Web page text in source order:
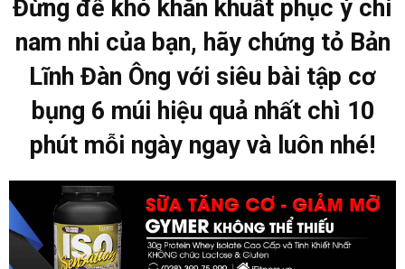
Đừng để khó khăn khuất phục ý chí
nam nhi của bạn, hãy chứng tỏ Bản
Lĩnh Đàn Ông với siêu bài tập cơ
bụng 6 múi hiệu quả nhất chì 10
phút mỗi ngày ngay và luôn nhé!